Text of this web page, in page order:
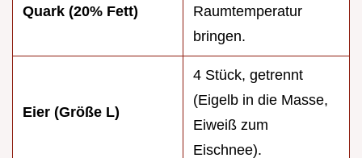
Quark (20% Fett)
Raumtemperatur
bringen.
Eier (Größe L)
4 Stück, getrennt
(Eigelb in die Masse,
Eiweiß zum
Eischnee).